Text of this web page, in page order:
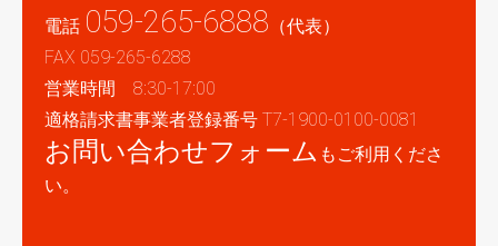
電話 059-265-6888 （代表）
FAX 059-265-6288
営業時間 8:30-17:00
適格請求書事業者登録番号 T7-1900-0100-0081
お問い合わせフォーム もご利用くださ
い。